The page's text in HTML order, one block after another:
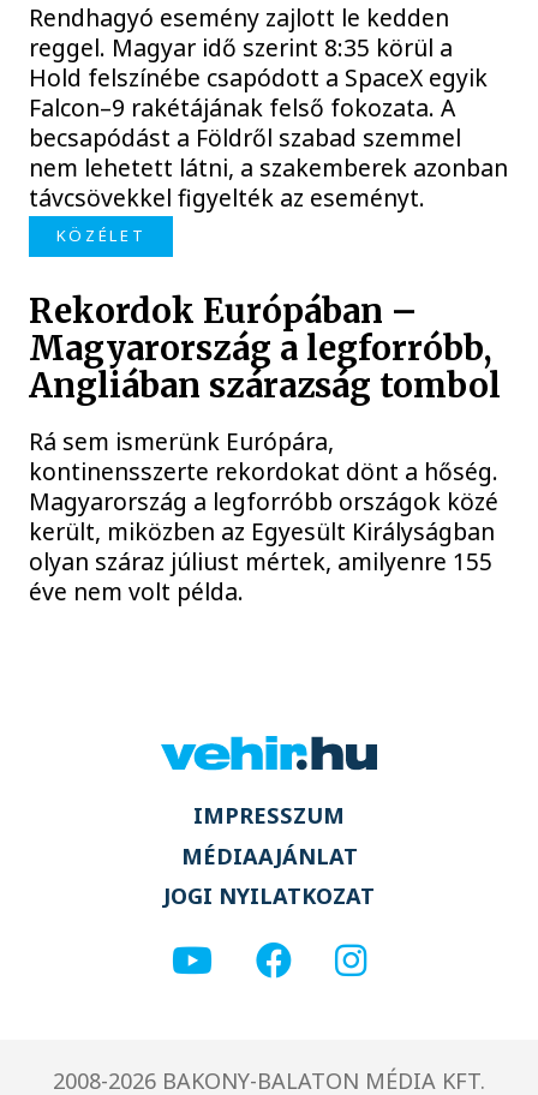
Rendhagyó esemény zajlott le kedden
reggel. Magyar idő szerint 8:35 körül a
Hold felszínébe csapódott a SpaceX egyik
Falcon–9 rakétájának felső fokozata. A
becsapódást a Földről szabad szemmel
nem lehetett látni, a szakemberek azonban
távcsövekkel figyelték az eseményt.
KÖZÉLET
Rekordok Európában –
Magyarország a legforróbb,
Angliában szárazság tombol
Rá sem ismerünk Európára,
kontinensszerte rekordokat dönt a hőség.
Magyarország a legforróbb országok közé
került, miközben az Egyesült Királyságban
olyan száraz júliust mértek, amilyenre 155
éve nem volt példa.
IMPRESSZUM
MÉDIAAJÁNLAT
JOGI NYILATKOZAT
2008-2026 BAKONY-BALATON MÉDIA KFT.